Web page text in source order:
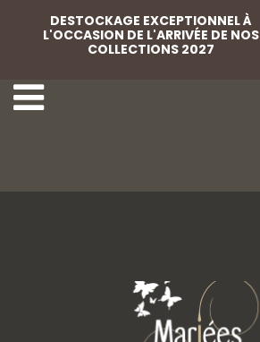
DESTOCKAGE EXCEPTIONNEL À
L'OCCASION DE L'ARRIVÉE DE NOS
COLLECTIONS 2027